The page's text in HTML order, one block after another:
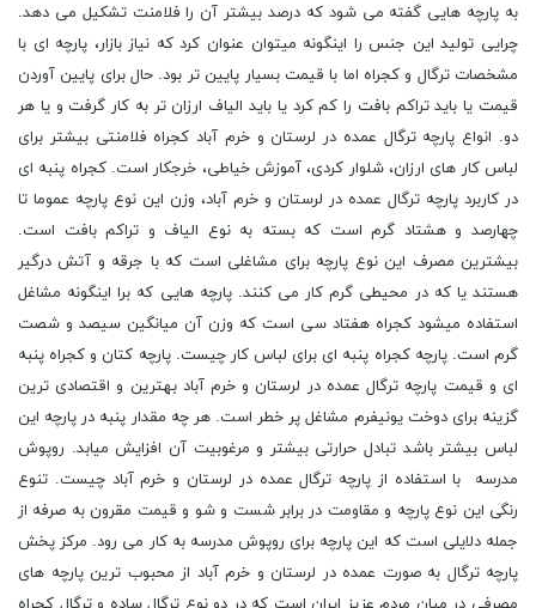
به پارچه هایی گفته می شود که درصد بیشتر آن را فلامنت تشکیل می دهد.
چرایی تولید این جنس را اینگونه میتوان عنوان کرد که نیاز بازار، پارچه ای با
مشخصات ترگال و کجراه اما با قیمت بسیار پایین تر بود. حال برای پایین آوردن
قیمت یا باید تراکم بافت را کم کرد یا باید الیاف ارزان تر به کار گرفت و یا هر
دو. انواع پارچه ترگال عمده در لرستان و خرم آباد کجراه فلامنتی بیشتر برای
لباس کار های ارزان، شلوار کردی، آموزش خیاطی، خرجکار است. کجراه پنبه ای
در کاربرد پارچه ترگال عمده در لرستان و خرم آباد، وزن این نوع پارچه عموما تا
چهارصد و هشتاد گرم است که بسته به نوع الیاف و تراکم بافت است.
بیشترین مصرف این نوع پارچه برای مشاغلی است که با جرقه و آتش درگیر
هستند یا که در محیطی گرم کار می کنند. پارچه هایی که برا اینگونه مشاغل
استفاده میشود کجراه هفتاد سی است که وزن آن میانگین سیصد و شصت
گرم است. پارچه کجراه پنبه ای برای لباس کار چیست. پارچه کتان و کجراه پنبه
ای و قیمت پارچه ترگال عمده در لرستان و خرم آباد بهترین و اقتصادی ترین
گزینه برای دوخت یونیفرم مشاغل پر خطر است. هر چه مقدار پنبه در پارچه این
لباس بیشتر باشد تبادل حرارتی بیشتر و مرغوبیت آن افزایش میابد. روپوش
مدرسه با استفاده از پارچه ترگال عمده در لرستان و خرم آباد چیست. تنوع
رنگی این نوع پارچه و مقاومت در برابر شست و شو و قیمت مقرون به صرفه از
جمله دلایلی است که این پارچه برای روپوش مدرسه به کار می رود. مرکز پخش
پارچه ترگال به صورت عمده در لرستان و خرم آباد از محبوب ترین پارچه های